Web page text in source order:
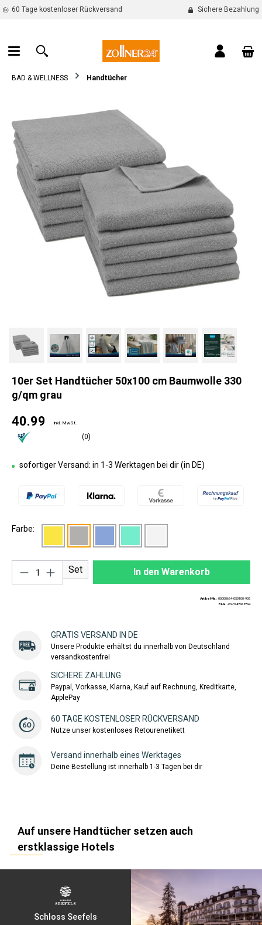
springen
60 Tage kostenloser Rückversand Sichere Bezahlung
BAD & WELLNESS Handtücher
Bildergalerie überspringen
10er Set Handtücher 50x100 cm Baumwolle 330
g/qm grau
40.99 inkl. MwSt.
(0)
sofortiger Versand: in 1-3 Werktagen bei dir (in DE)
Farbe:
Produkt Anzahl: Gib den gewünschten
Set In den Warenkorb
Artikel-Nr.: 00000664-050100-905
EAN: 4260747998794
GRATIS VERSAND IN DE
Unsere Produkte erhältst du innerhalb von Deutschland
versandkostenfrei
SICHERE ZAHLUNG
Paypal, Vorkasse, Klarna, Kauf auf Rechnung, Kreditkarte,
ApplePay
60 TAGE KOSTENLOSER RÜCKVERSAND
Nutze unser kostenloses Retourenetikett
Versand innerhalb eines Werktages
Deine Bestellung ist innerhalb 1-3 Tagen bei dir
Auf unsere Handtücher setzen auch
erstklassige Hotels
Schloss Seefels